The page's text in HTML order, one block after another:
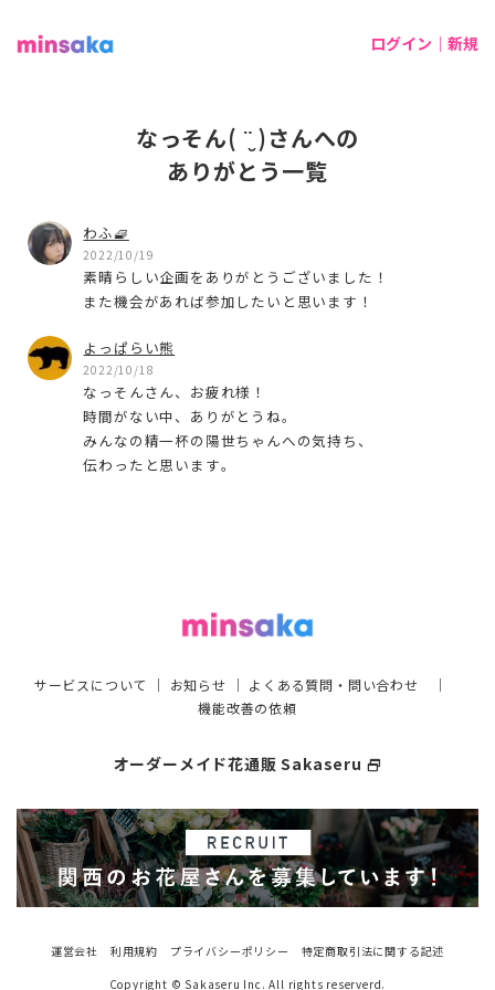
ログイン｜新規
なっそん( ¨̮ )さんへの
ありがとう一覧
わふ🧇
2022/10/19
素晴らしい企画をありがとうございました！
また機会があれば参加したいと思います！
よっぱらい熊
2022/10/18
なっそんさん、お疲れ様！
時間がない中、ありがとうね。
みんなの精一杯の陽世ちゃんへの気持ち、
伝わったと思います。
サービスについて ｜ お知らせ ｜ よくある質問・問い合わせ ｜
機能改善の依頼
オーダーメイド花通販 Sakaseru select_window
運営会社 利用規約 プライバシーポリシー
特定商取引法に関する記述
Copyright © Sakaseru Inc. All rights reserverd.